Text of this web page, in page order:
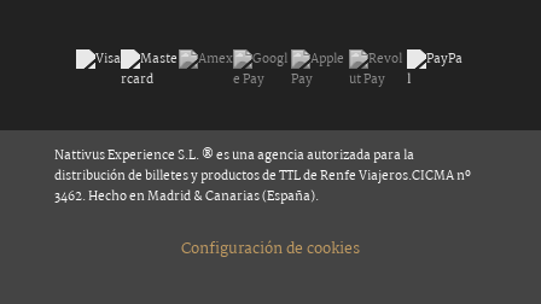
Nattivus Experience S.L. ® es una agencia autorizada para la
distribución de billetes y productos de TTL de Renfe Viajeros.CICMA nº
3462. Hecho en Madrid & Canarias (España).
Configuración de cookies